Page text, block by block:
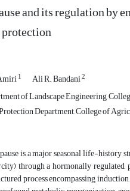
and its regulation by
1 Ali R. Bandani2
of Landscape Engineering,
Department, College of
is a major seasonal life-history
through a hormonally
process encompassing